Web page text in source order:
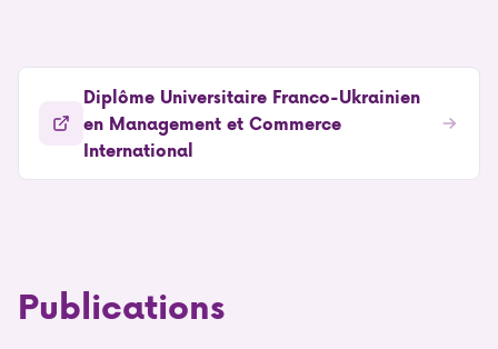
Diplôme Universitaire Franco-Ukrainien
en Management et Commerce
International
Publications